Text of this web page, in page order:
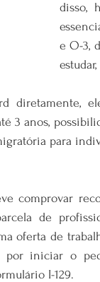
disso,
e O-3,
diretamente,
3 anos,
para
comprovar
de
oferta de
por iniciar o
I-129.